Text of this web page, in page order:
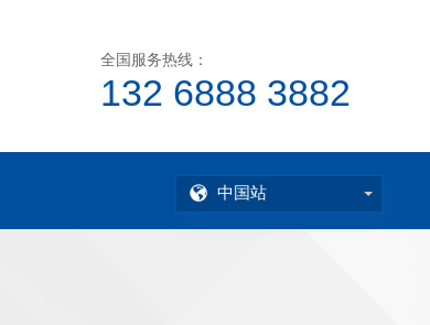
全国服务热线：
132 6888 3882
中国站